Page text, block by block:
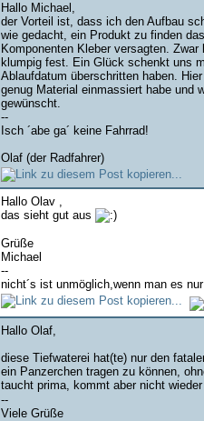
Hallo Michael,
der Vorteil ist, dass ich den Aufbau
wie gedacht, ein Produkt zu finden
Komponenten Kleber versagten.
klumpig fest. Ein Glück schenkt uns
Ablaufdatum überschritten haben.
genug Material einmassiert habe und
gewünscht.
--
Isch ´abe ga´ keine Fahrrad!
Olaf (der Radfahrer)
Hallo Olav ,
das sieht gut aus
Grüße
Michael
--
nicht´s ist unmöglich,wenn man es
Hallo Olaf,
diese Tiefwaterei hat(te) nur den
ein Panzerchen tragen zu können,
taucht prima, kommt aber nicht
--
Viele Grüße